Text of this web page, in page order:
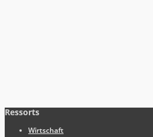
Ressorts
Wirtschaft